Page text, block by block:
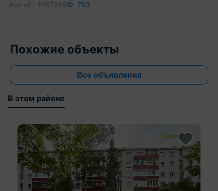
Код об.: 1057366 753
Похожие объекты
Все объявления
В этом районе